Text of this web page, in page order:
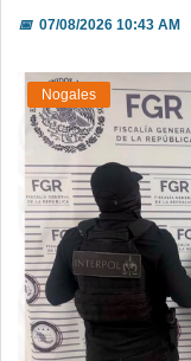
📅07/08/2026 10:43 AM
Nogales